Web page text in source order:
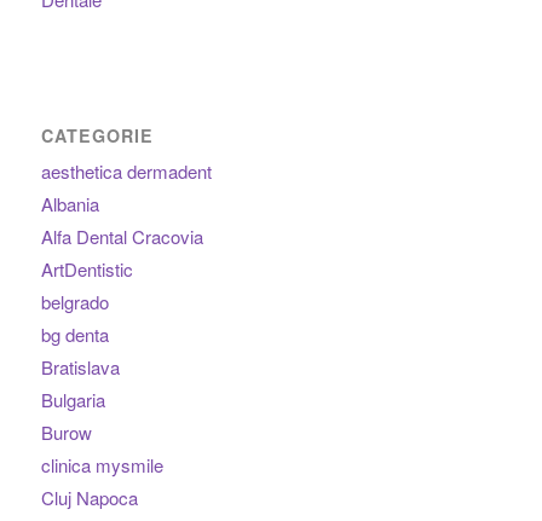
CATEGORIE
aesthetica dermadent
Albania
Alfa Dental Cracovia
ArtDentistic
belgrado
bg denta
Bratislava
Bulgaria
Burow
clinica mysmile
Cluj Napoca